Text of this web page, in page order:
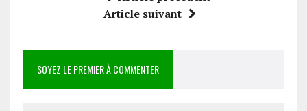
Article suivant
SOYEZ LE PREMIER À COMMENTER